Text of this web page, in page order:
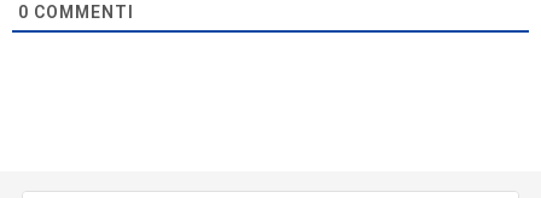
0 COMMENTI